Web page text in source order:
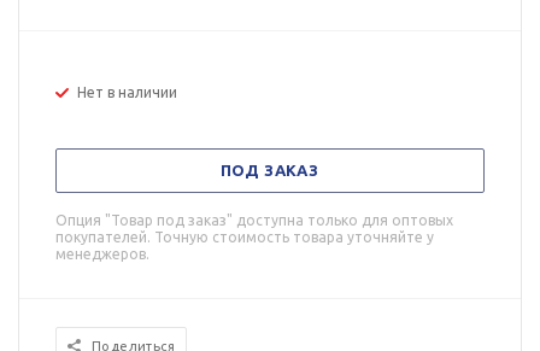
Нет в наличии
ПОД ЗАКАЗ
Опция "Товар под заказ" доступна только для оптовых
покупателей. Точную стоимость товара уточняйте у
менеджеров.
Поделиться